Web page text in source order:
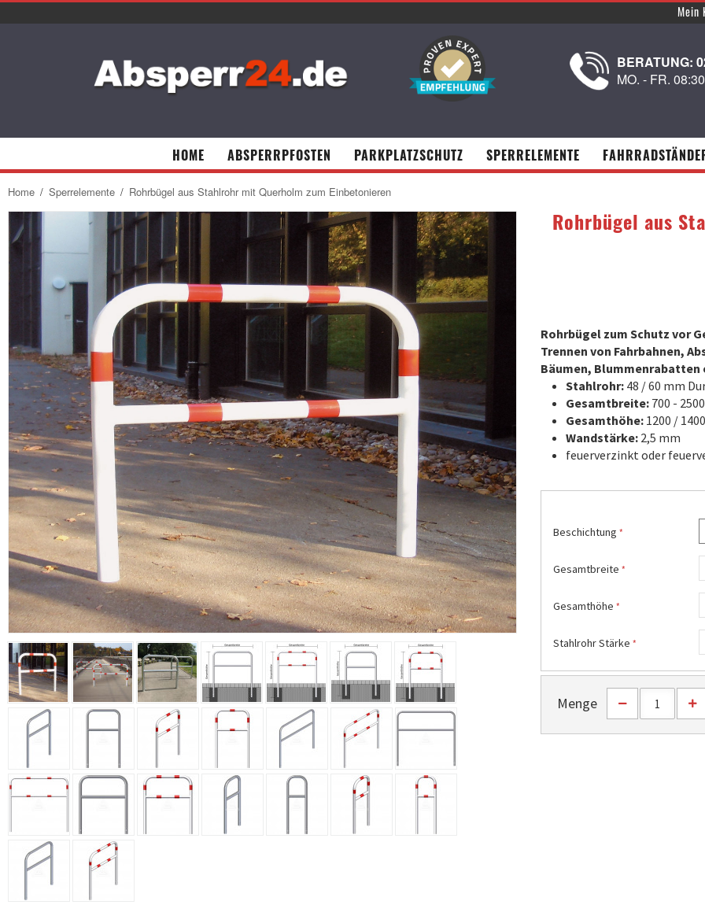
Mein
BERATUNG:
MO. - FR.
HOME ABSPERRPFOSTEN PARKPLATZSCHUTZ SPERRELEMENTE
Home / Sperrelemente / Rohrbügel aus Stahlrohr mit Querholm zum Einbetonieren
Rohrbügel aus
Rohrbügel zum Schutz vor
Trennen von Fahrbahnen,
Bäumen, Blummenrabatten
Stahlrohr: 48 / 60 mm
Gesamtbreite: 700 -
Gesamthöhe: 1200 /
Wandstärke: 2,5 mm
feuerverzinkt oder
Beschichtung
Gesamtbreite
Gesamthöhe
Stahlrohr Stärke
Menge